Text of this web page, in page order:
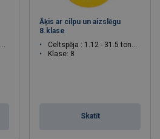
Āķis ar cilpu un aizslēgu
8.klase
Celtspēja : 1.12 - 31.5 tonnas
Klase: 8
Skatīt